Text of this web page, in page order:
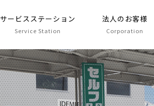
サービスステーション
Service Station
法人のお客様
Corporation